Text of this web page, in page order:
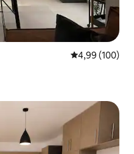
Prosječna
4,99 (100)